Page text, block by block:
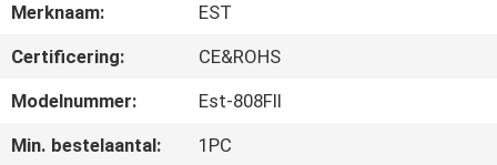
FABRIEKSRONDLEIDING
KWALITEITSCONTROLE
Merknaam:
EST
Certificering:
CE&ROHS
Modelnummer:
Est-808FII
Min. bestelaantal:
1PC